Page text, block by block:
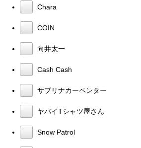
Chara
COIN
向井太一
Cash Cash
サブリナカーペンター
ヤバイTシャツ屋さん
Snow Patrol